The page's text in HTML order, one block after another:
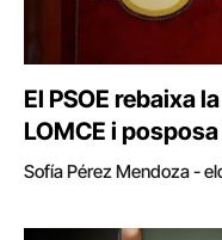
El PSOE rebaixa
LOMCE i
Sofía Pérez Mendoza -